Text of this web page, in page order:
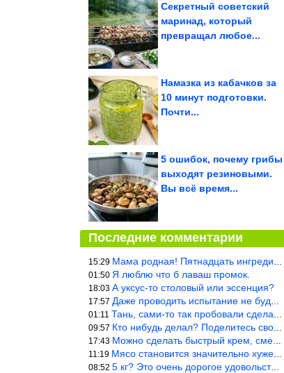
Секретный советский
маринад, который
превращал любое...
Намазка из кабачков за
10 минут подготовки.
Почти...
5 ошибок, почему грибы
выходят резиновыми.
Вы всё время...
Последние комментарии
15:29 Мама родная! Пятнадцать ингредиентов на пирожок!!!
01:50 Я люблю что б лаваш промок.
18:03 А уксус-то столовый или эссенция?
17:57 Даже проводить испытание не буду — в воду и потом быстро в раска
01:11 Тань, сами-то так пробовали сделать? Ерунда же получится. Нет, с
09:57 Кто нибудь делал? Поделитесь своими результатами!!!
17:43 Можно сделать быстрый крем, смешав 2 банки вареной сгущенки со с
11:19 Мясо становится значительно хуже, когда долго лежит в морозилке
08:52 5 кг? Это очень дорогое удовольствие, исходя из цен на эту ягоду